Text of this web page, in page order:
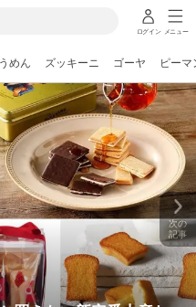
ログイン メニュー
めん ズッキーニ ゴーヤ ピーマ
次の
記事